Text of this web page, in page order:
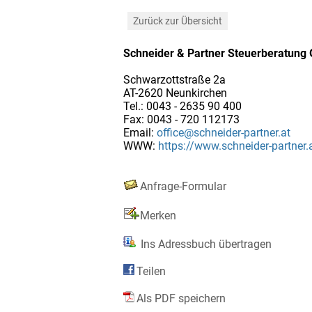
Zurück zur Übersicht
Schneider & Partner Steuerberatung
Schwarzottstraße 2a
AT-2620 Neunkirchen
Tel.: 0043 - 2635 90 400
Fax: 0043 - 720 112173
Email: office@schneider-partner.at
WWW: https://www.schneider-
Anfrage-Formular
Merken
Ins Adressbuch übertragen
Teilen
Als PDF speichern